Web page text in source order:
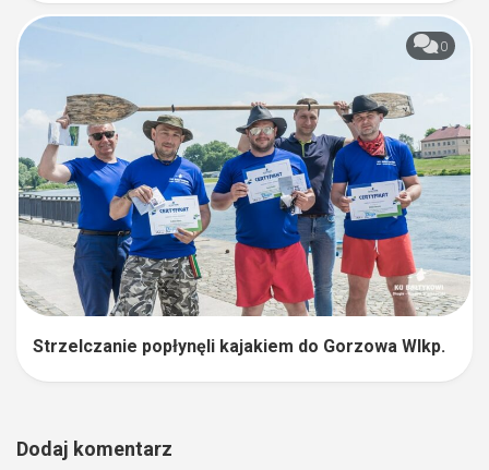
0
Strzelczanie popłynęli kajakiem do Gorzowa Wlkp.
Dodaj komentarz